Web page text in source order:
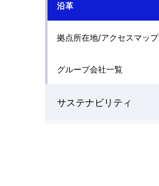
t
沿革
拠点所在地/アクセスマップ
グループ会社一覧
サステナビリティ